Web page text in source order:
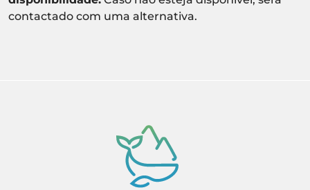
contactado com uma alternativa.